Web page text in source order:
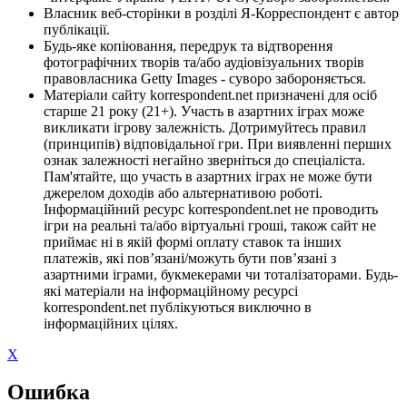
Власник веб-сторінки в розділі Я-Корреспондент є автор
публікації.
Будь-яке копіювання, передрук та відтворення
фотографічних творів та/або аудіовізуальних творів
правовласника Getty Images - суворо забороняється.
Матеріали сайту korrespondent.net призначені для осіб
старше 21 року (21+). Участь в азартних іграх може
викликати ігрову залежність. Дотримуйтесь правил
(принципів) відповідальної гри. При виявленні перших
ознак залежності негайно зверніться до спеціаліста.
Пам'ятайте, що участь в азартних іграх не може бути
джерелом доходів або альтернативою роботі.
Інформаційний ресурс korrespondent.net не проводить
ігри на реальні та/або віртуальні гроші, також сайт не
приймає ні в якій формі оплату ставок та інших
платежів, які пов’язані/можуть бути пов’язані з
азартними іграми, букмекерами чи тоталізаторами. Будь-
які матеріали на інформаційному ресурсі
korrespondent.net публікуються виключно в
інформаційних цілях.
X
Ошибка